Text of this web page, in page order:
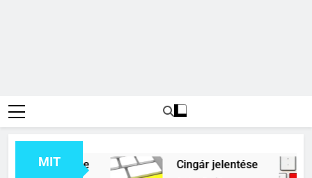
MIT
jelentése Cingár jelentése